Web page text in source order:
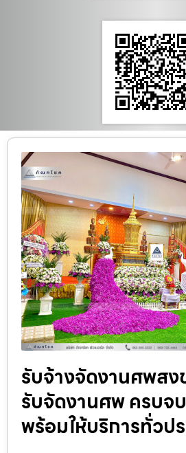
รับจ้างจัดงานศพสง
รับจัดงานศพ ครบจ
พร้อมให้บริการทั่วป